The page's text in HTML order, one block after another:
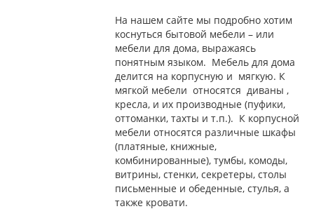
На нашем сайте мы подробно хотим
коснуться бытовой мебели – или
мебели для дома, выражаясь
понятным языком. Мебель для дома
делится на корпусную и мягкую. К
мягкой мебели относятся диваны ,
кресла, и их производные (пуфики,
оттоманки, тахты и т.п.). К корпусной
мебели относятся различные шкафы
(платяные, книжные,
комбинированные), тумбы, комоды,
витрины, стенки, секретеры, столы
письменные и обеденные, стулья, а
также кровати.